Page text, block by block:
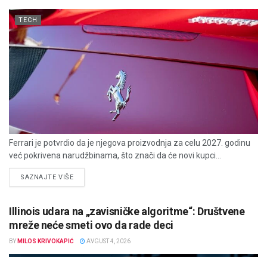
TECH
Ferrari je potvrdio da je njegova proizvodnja za celu 2027. godinu
već pokrivena narudžbinama, što znači da će novi kupci...
SAZNAJTE VIŠEDETAILS
Illinois udara na „zavisničke algoritme“: Društvene
mreže neće smeti ovo da rade deci
BY MILOS KRIVOKAPIĆ AVGUST 4, 2026